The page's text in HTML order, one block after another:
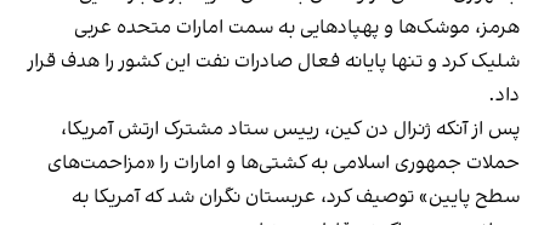
هرمز، موشک‌ها و پهپادهایی به سمت امارات متحده عربی
شلیک کرد و تنها پایانه فعال صادرات نفت این کشور را هدف قرار
داد.
پس از آنکه ژنرال دن کین، رییس ستاد مشترک ارتش آمریکا،
حملات جمهوری اسلامی به کشتی‌ها و امارات را «مزاحمت‌های
سطح پایین» توصیف کرد، عربستان نگران شد که آمریکا به